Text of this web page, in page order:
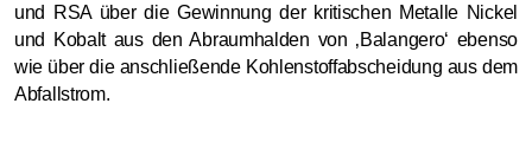
und RSA über die Gewinnung der kritischen Metalle Nickel
und Kobalt aus den Abraumhalden von ‚Balangero‘ ebenso
wie über die anschließende Kohlenstoffabscheidung aus dem
Abfallstrom.